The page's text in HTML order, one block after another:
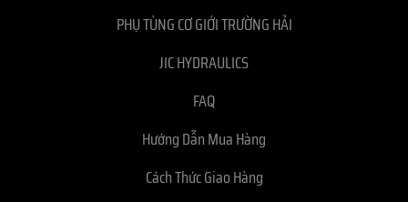
PHỤ TÙNG CƠ GIỚI TRƯỜNG HẢI
JIC HYDRAULICS
FAQ
Hướng Dẫn Mua Hàng
Cách Thức Giao Hàng